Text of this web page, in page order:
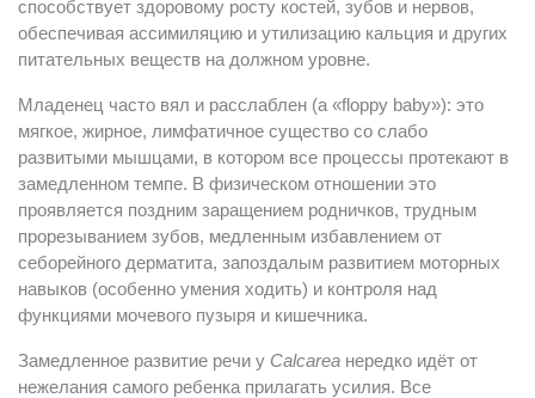
способствует здоровому росту костей, зубов и нервов,
обеспечивая ассимиляцию и утилизацию кальция и других
питательных веществ на должном уровне.
Младенец часто вял и расслаблен (a «floppy baby»): это
мягкое, жирное, лимфатичное существо со слабо
развитыми мышцами, в котором все процессы протекают в
замедленном темпе. В физическом отношении это
проявляется поздним заращением родничков, трудным
прорезыванием зубов, медленным избавлением от
себорейного дерматита, запоздалым развитием моторных
навыков (особенно умения ходить) и контроля над
функциями мочевого пузыря и кишечника.
Замедленное развитие речи у Calcarea нередко идёт от
нежелания самого ребенка прилагать усилия. Все